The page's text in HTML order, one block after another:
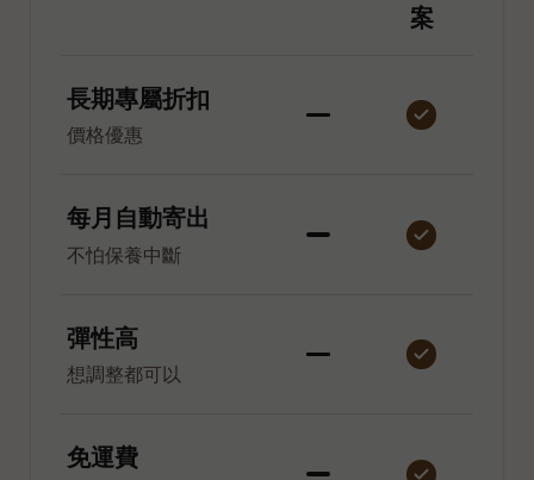
案
長期專屬折扣
價格優惠
每月自動寄出
不怕保養中斷
彈性高
想調整都可以
免運費